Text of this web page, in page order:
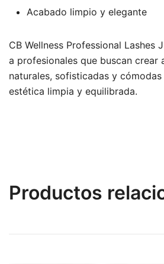
Acabado limpio y elegante
CB Wellness Professional Lashes
a profesionales que buscan crear
naturales, sofisticadas y
estética limpia y equilibrada.
Productos